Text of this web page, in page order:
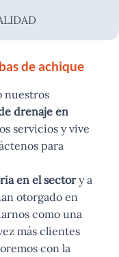
de achique
nuestros
drenaje en
servicios y vive
para
en el sectory a
otorgado en
como una
más clientes
con la